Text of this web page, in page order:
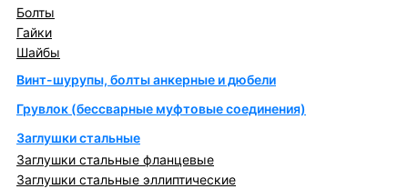
Болты
Гайки
Шайбы
Винт-шурупы, болты анкерные и дюбели
Грувлок (бессварные муфтовые соединения)
Заглушки стальные
Заглушки стальные фланцевые
Заглушки стальные эллиптические